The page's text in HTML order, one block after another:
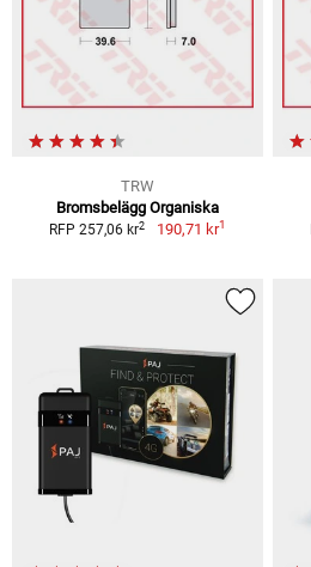
TRW
Bromsbelägg Organiska
RFP 257,06 kr2 190,71 kr1